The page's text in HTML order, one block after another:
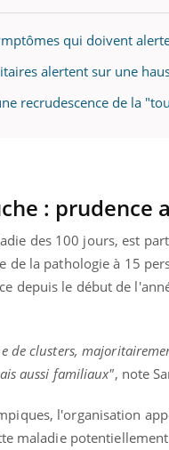
qui doivent
alertent sur une
recrudescence de la
: prudence
des 100 jours, est
la pathologie à 15
depuis le début de
de clusters,
aussi familiaux", note
l'organisation
maladie